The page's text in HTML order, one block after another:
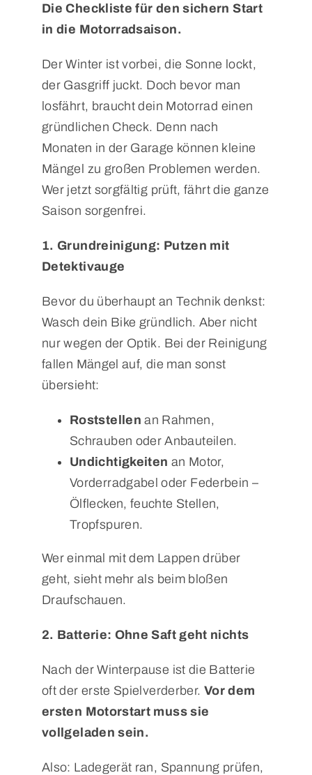
Die Checkliste für den sichern Start
in die Motorradsaison.
Der Winter ist vorbei, die Sonne lockt,
der Gasgriff juckt. Doch bevor man
losfährt, braucht dein Motorrad einen
gründlichen Check. Denn nach
Monaten in der Garage können kleine
Mängel zu großen Problemen werden.
Wer jetzt sorgfältig prüft, fährt die ganze
Saison sorgenfrei.
1. Grundreinigung: Putzen mit
Detektivauge
Bevor du überhaupt an Technik denkst:
Wasch dein Bike gründlich. Aber nicht
nur wegen der Optik. Bei der Reinigung
fallen Mängel auf, die man sonst
übersieht:
Roststellen an Rahmen,
Schrauben oder Anbauteilen.
Undichtigkeiten an Motor,
Vorderradgabel oder Federbein –
Ölflecken, feuchte Stellen,
Tropfspuren.
Wer einmal mit dem Lappen drüber
geht, sieht mehr als beim bloßen
Draufschauen.
2. Batterie: Ohne Saft geht nichts
Nach der Winterpause ist die Batterie
oft der erste Spielverderber. Vor dem
ersten Motorstart muss sie
vollgeladen sein.
Also: Ladegerät ran, Spannung prüfen,